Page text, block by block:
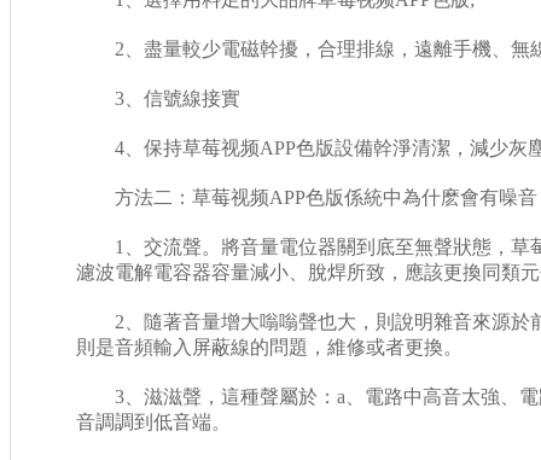
2、盡量較少電磁幹擾，合理排線，遠離手機、無
3、信號線接實
4、保持草莓视频APP色版設備幹淨清潔，減少灰
方法二：草莓视频APP色版係統中為什麽會有噪音
1、交流聲。將音量電位器關到底至無聲狀態，草
濾波電解電容器容量減小、脫焊所致，應該更換同類
2、隨著音量增大嗡嗡聲也大，則說明雜音來源於
則是音頻輸入屏蔽線的問題，維修或者更換。
3、滋滋聲，這種聲屬於：a、電路中高音太強、電
音調調到低音端。